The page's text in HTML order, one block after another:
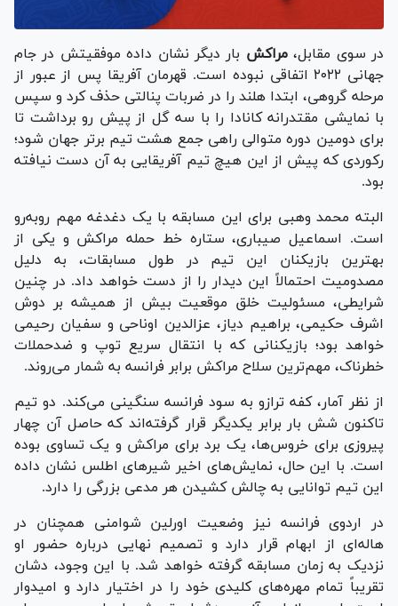
در سوی مقابل،مراکش بار دیگر نشان داده موفقیتش در جام
جهانی ۲۰۲۲ اتفاقی نبوده است. قهرمان آفریقا پس از عبور از
مرحله گروهی، ابتدا هلند را در ضربات پنالتی حذف کرد و سپس
با نمایشی مقتدرانه کانادا را با سه گل از پیش رو برداشت تا
برای دومین دوره متوالی راهی جمع هشت تیم برتر جهان شود؛
رکوردی که پیش از این هیچ تیم آفریقایی به آن دست نیافته
بود.
البته محمد وهبی برای این مسابقه با یک دغدغه مهم روبه‌رو
است. اسماعیل صیباری، ستاره خط حمله مراکش و یکی از
بهترین بازیکنان این تیم در طول مسابقات، به دلیل
مصدومیت احتمالاً این دیدار را از دست خواهد داد. در چنین
شرایطی، مسئولیت خلق موقعیت بیش از همیشه بر دوش
اشرف حکیمی، براهیم دیاز، عزالدین اوناحی و سفیان رحیمی
خواهد بود؛ بازیکنانی که با انتقال سریع توپ و ضدحملات
خطرناک، مهم‌ترین سلاح مراکش برابر فرانسه به شمار می‌روند.
از نظر آمار، کفه ترازو به سود فرانسه سنگینی می‌کند. دو تیم
تاکنون شش بار برابر یکدیگر قرار گرفته‌اند که حاصل آن چهار
پیروزی برای خروس‌ها، یک برد برای مراکش و یک تساوی بوده
است. با این حال، نمایش‌های اخیر شیر‌های اطلس نشان داده
این تیم توانایی به چالش کشیدن هر مدعی بزرگی را دارد.
در اردوی فرانسه نیز وضعیت اورلین شوامنی همچنان در
هاله‌ای از ابهام قرار دارد و تصمیم نهایی درباره حضور او
نزدیک به زمان مسابقه گرفته خواهد شد. با این وجود، دشان
تقریباً تمام مهره‌های کلیدی خود را در اختیار دارد و امیدوار